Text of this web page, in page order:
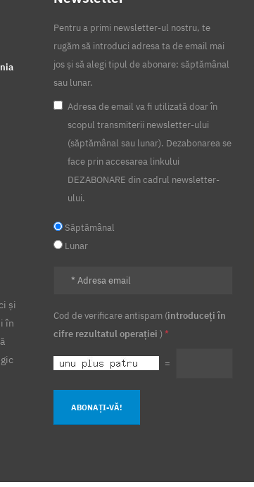
Pentru a primi newsletter-ul nostru, te
rugăm să introduci adresa ta de email mai
jos și să alegi tipul de abonare: săptămânal
sau lunar.
Adresa de email va fi utilizată doar în
scopul transmiterii newsletter-ului
(săptămânal sau lunar). Dezabonarea se
face prin accesarea linkului
DEZABONARE din cadrul newsletter-
ului.
Săptămânal
Lunar
Cod de verificare antispam (introduceți în
cifre rezultatul operației ) *
=
ABONAȚI-VĂ!
și
în